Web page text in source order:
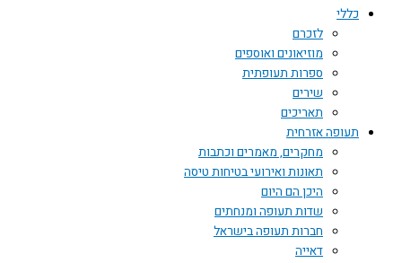
כללי
לזכרם
מוזיאונים ואוספים
ספרות תעופתית
שירים
תאריכים
תעופה אזרחית
מחקרים, מאמרים וכתבות
תאונות ואירועי בטיחות טיסה
היכן הם היום
שדות תעופה ומנחתים
חברות תעופה בישראל
דאייה